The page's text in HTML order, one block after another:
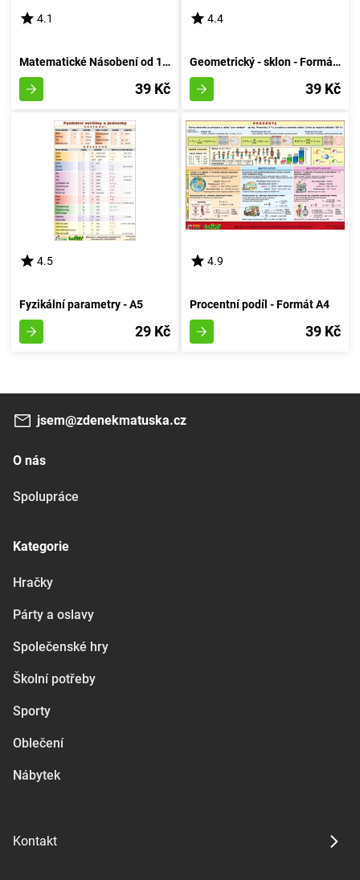
4.1
Matematické Násobení od 1 do 10 - A4
39 Kč
4.4
Geometrický - sklon - Formát A4
39 Kč
4.5
Fyzikální parametry - A5
29 Kč
4.9
Procentní podíl - Formát A4
39 Kč
jsem@zdenekmatuska.cz
O nás
Spolupráce
Kategorie
Hračky
Párty a oslavy
Společenské hry
Školní potřeby
Sporty
Oblečení
Nábytek
Kontakt